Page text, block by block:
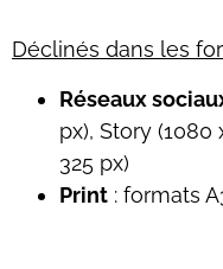
Déclinés dans les
Réseaux
px), Story (1080
325 px)
Print : formats